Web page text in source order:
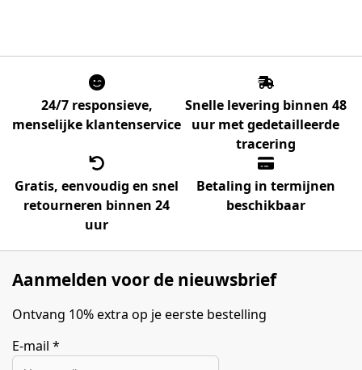
24/7 responsieve,
menselijke klantenservice
Snelle levering binnen 48
uur met gedetailleerde
tracering
Gratis, eenvoudig en snel
retourneren binnen 24
uur
Betaling in termijnen
beschikbaar
Aanmelden voor de nieuwsbrief
Ontvang 10% extra op je eerste bestelling
E-mail *